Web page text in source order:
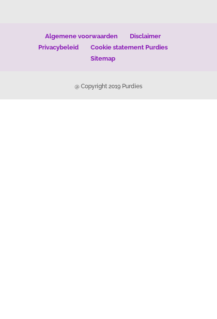
Algemene voorwaarden
Disclaimer
Privacybeleid
Cookie statement Purdies
Sitemap
@ Copyright 2019 Purdies